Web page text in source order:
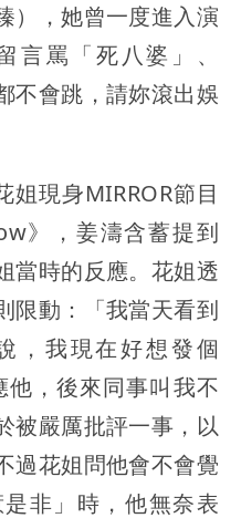
），她曾一度進入演
言罵「死八婆」、
不會跳，請妳滾出娛
現身MIRROR節目
》，姜濤含蓄提到
當時的反應。花姐透
限動：「我當天看到
，我現在好想發個
，後來同事叫我不
被嚴厲批評一事，以
過花姐問他會不會覺
非」時，他無奈表